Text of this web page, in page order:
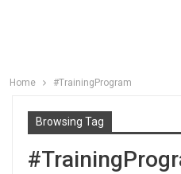
Home #TrainingProgram
Browsing Tag